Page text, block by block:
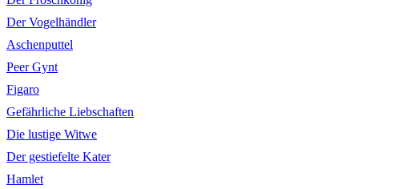
Der Vogelhändler
Aschenputtel
Peer Gynt
Figaro
Gefährliche Liebschaften
Die lustige Witwe
Der gestiefelte Kater
Hamlet